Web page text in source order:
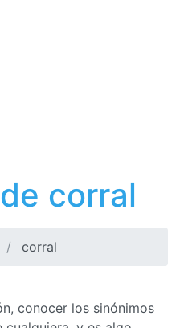
corral
corral
conocer los sinónimos